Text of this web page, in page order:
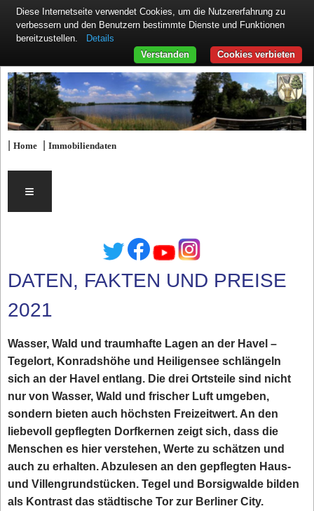
|Home |Immobiliendaten
≡
DATEN, FAKTEN UND PREISE
2021
Wasser, Wald und traumhafte Lagen an der Havel –
Tegelort, Konradshöhe und Heiligensee schlängeln
sich an der Havel entlang. Die drei Ortsteile sind nicht
nur von Wasser, Wald und frischer Luft umgeben,
sondern bieten auch höchsten Freizeitwert. An den
liebevoll gepflegten Dorfkernen zeigt sich, dass die
Menschen es hier verstehen, Werte zu schätzen und
auch zu erhalten. Abzulesen an den gepflegten Haus-
und Villengrundstücken. Tegel und Borsigwalde bilden
als Kontrast das städtische Tor zur Berliner City.
Diese Internetseite verwendet Cookies, um die Nutzererfahrung zu
verbessern und den Benutzern bestimmte Dienste und Funktionen
bereitzustellen.
Details
Cookies verbieten
Verstanden